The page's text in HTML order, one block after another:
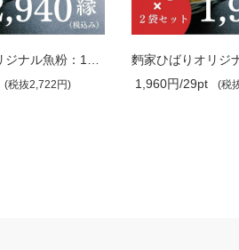
(税抜2,722円)
1,960円/29pt
(税